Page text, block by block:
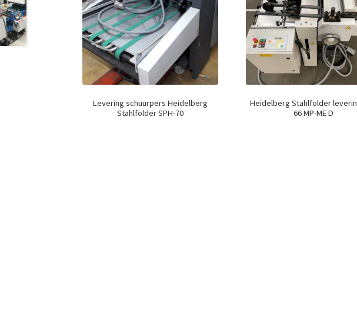
Levering schuurpers Heidelberg
Stahlfolder SPH-70
Heidelberg Stahlfolder
66 MP-ME D